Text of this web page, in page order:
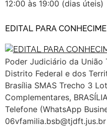
12:00 às 19:00 (dias
EDITAL PARA
Poder Judiciário da União
Distrito Federal e dos
Brasília SMAS Trecho 3
Complementares,
Telefone (WhatsApp